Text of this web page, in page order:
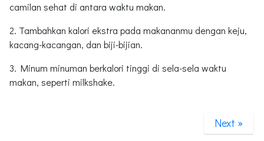
camilan sehat di antara waktu makan.
2. Tambahkan kalori ekstra pada makananmu dengan keju,
kacang-kacangan, dan biji-bijian.
3. Minum minuman berkalori tinggi di sela-sela waktu
makan, seperti milkshake.
Next »